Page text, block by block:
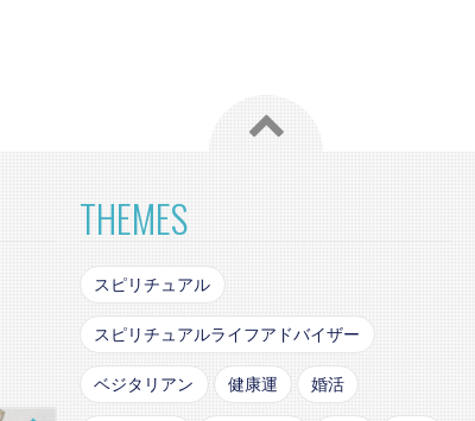
THEMES
スピリチュアル
スピリチュアルライフアドバイザー
ベジタリアン 健康運 婚活